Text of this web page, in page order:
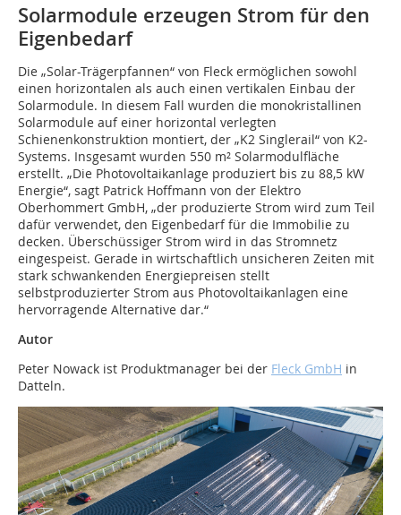
Solarmodule erzeugen Strom für den
Eigenbedarf
Die „Solar-Trägerpfannen“ von Fleck ermöglichen sowohl
einen horizontalen als auch einen vertikalen Einbau der
Solarmodule. In diesem Fall wurden die monokristallinen
Solarmodule auf einer horizontal verlegten
Schienenkonstruktion montiert, der „K2 Singlerail“ von K2-
Systems. Insgesamt wurden 550 m² Solarmodulfläche
erstellt. „Die Photovoltaikanlage produziert bis zu 88,5 kW
Energie“, sagt Patrick Hoffmann von der Elektro
Oberhommert GmbH, „der produzierte Strom wird zum Teil
dafür verwendet, den Eigenbedarf für die Immobilie zu
decken. Überschüssiger Strom wird in das Stromnetz
eingespeist. Gerade in wirtschaftlich unsicheren Zeiten mit
stark schwankenden Energiepreisen stellt
selbstproduzierter Strom aus Photovoltaikanlagen eine
hervorragende Alternative dar.“
Autor
Peter Nowack ist Produktmanager bei der Fleck GmbH in
Datteln.